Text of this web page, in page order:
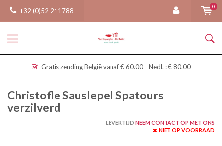
+32 (0)52 211788
0
Gratis zending België vanaf € 60.00 - Nedl. : € 80.00
Christofle Sauslepel Spatours
verzilverd
LEVERTIJD NEEM CONTACT OP MET ONS
NIET OP VOORRAAD